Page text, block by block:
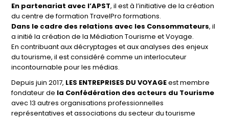
En partenariat avec l’APST, il est à l’initiative de la création
du centre de formation TravelPro formations.
Dans le cadre des relations avec les Consommateurs, il
a initié la création de la Médiation Tourisme et Voyage.
En contribuant aux décryptages et aux analyses des enjeux
du tourisme, il est considéré comme un interlocuteur
incontournable pour les médias.
Depuis juin 2017, LES ENTREPRISES DU VOYAGEest membre
fondateur de la Confédération des acteurs du Tourisme
avec 13 autres organisations professionnelles
représentatives et associations du secteur du tourisme